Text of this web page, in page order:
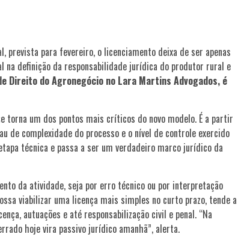
prevista para fevereiro, o licenciamento deixa de ser apenas
definição da responsabilidade jurídica do produtor rural e
Direito do Agronegócio no Lara Martins Advogados, é
torna um dos pontos mais críticos do novo modelo. É a partir
de complexidade do processo e o nível de controle exercido
técnica e passa a ser um verdadeiro marco jurídico da
da atividade, seja por erro técnico ou por interpretação
viabilizar uma licença mais simples no curto prazo, tende a
autuações e até responsabilização civil e penal. “Na
hoje vira passivo jurídico amanhã”, alerta.